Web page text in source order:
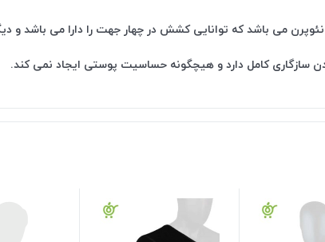
می باشد که توانایی کشش در چهار جهت را دارا می باشد
سازگاری کامل دارد و هیچگونه حساسیت پوستی ایجاد نمی کند.